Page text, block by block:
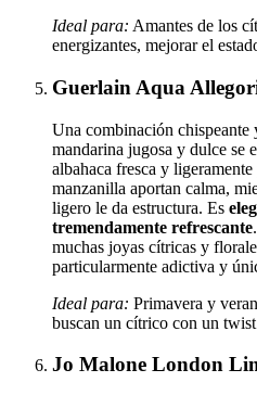
Ideal para: Amantes de los
energizantes, mejorar el
Guerlain Aqua
Una combinación chispeante
mandarina jugosa y dulce se
albahaca fresca y
manzanilla aportan calma,
ligero le da estructura. Es
tremendamente refrescante
muchas joyas cítricas y
particularmente adictiva y
Ideal para: Primavera y
buscan un cítrico con un
Jo Malone London